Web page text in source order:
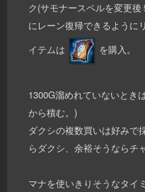
ク(サモナースペルを変更
にレーン復帰できるように
イテムは
を購入。
1300G溜めれていないとき
から積む。)
ダクシの複数買いは好みで
らダクシ、余裕そうならチ
マナを使いきりそうなタイ